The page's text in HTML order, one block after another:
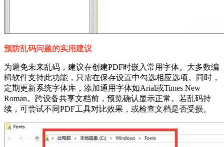
预防乱码问题的实用建议
为避免未来乱码，建议在创建PDF时嵌入常用字体。大多数编
辑软件支持此功能，只需在保存设置中勾选相应选项。同时，
定期更新系统字体库，添加通用字体如Arial或Times New
Roman。跨设备共享文档前，预览确认显示正常。若乱码持
续，可尝试不同PDF工具对比效果，或检查文档是否受损。